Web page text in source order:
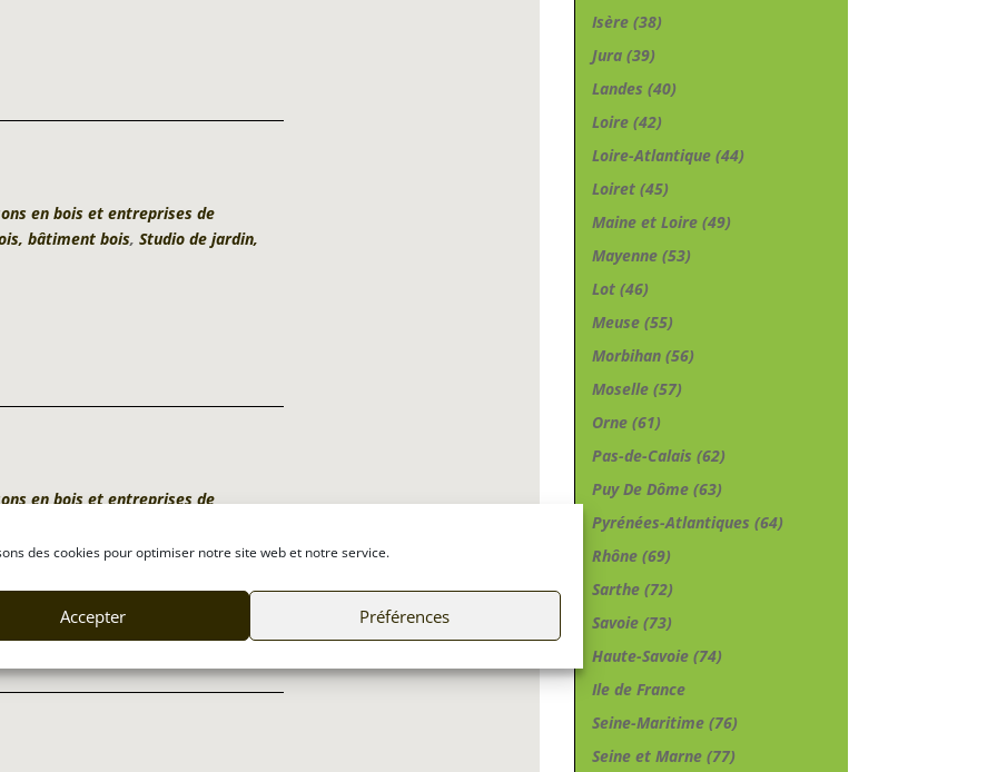
des cookies pour optimiser notre site web et notre service.
Accepter Préférences
en bois et entreprises de
bâtiment bois,Studio de jardin,
en bois et entreprises de
Isère (38)
Jura (39)
Landes (40)
Loire (42)
Loire-Atlantique (44)
Loiret (45)
Maine et Loire (49)
Mayenne (53)
Lot (46)
Meuse (55)
Morbihan (56)
Moselle (57)
Orne (61)
Pas-de-Calais (62)
Puy De Dôme (63)
Pyrénées-Atlantiques (64)
Rhône (69)
Sarthe (72)
Savoie (73)
Haute-Savoie (74)
Ile de France
Seine-Maritime (76)
Seine et Marne (77)